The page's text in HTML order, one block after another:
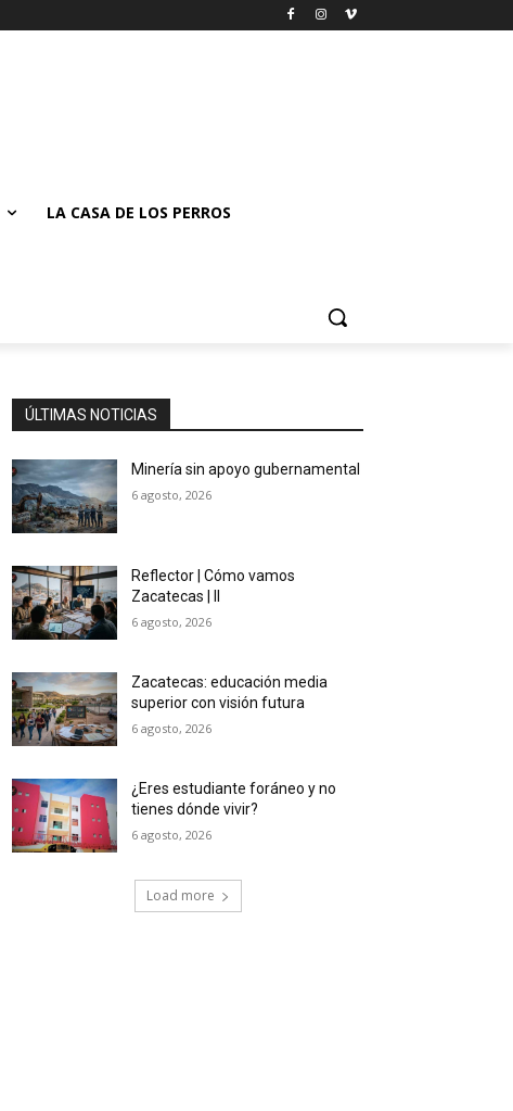
LA CASA DE LOS PERROS
ÚLTIMAS NOTICIAS
Minería sin apoyo gubernamental
6 agosto, 2026
Reflector | Cómo vamos
Zacatecas | II
6 agosto, 2026
Zacatecas: educación media
superior con visión futura
6 agosto, 2026
¿Eres estudiante foráneo y no
tienes dónde vivir?
6 agosto, 2026
Load more